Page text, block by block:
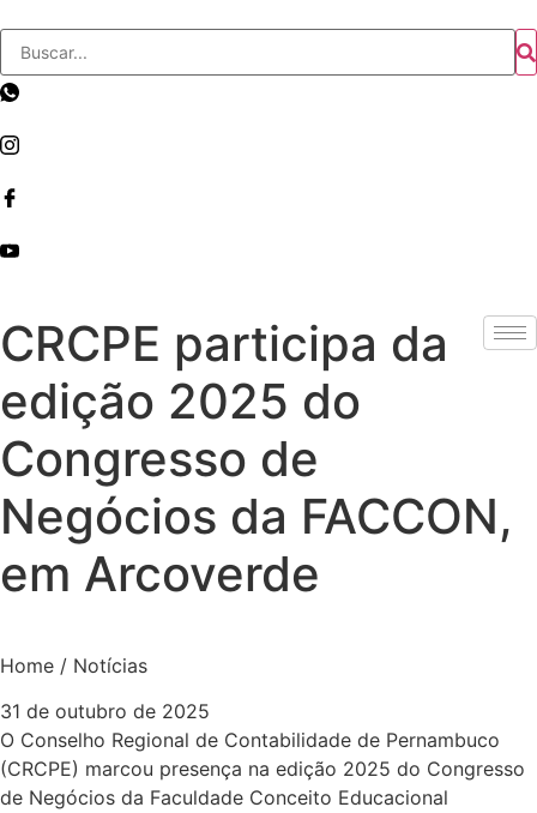
content
CRCPE participa da
edição 2025 do
Congresso de
Negócios da FACCON,
em Arcoverde
Home / Notícias
31 de outubro de 2025
O Conselho Regional de Contabilidade de Pernambuco
(CRCPE) marcou presença na edição 2025 do Congresso
de Negócios da Faculdade Conceito Educacional